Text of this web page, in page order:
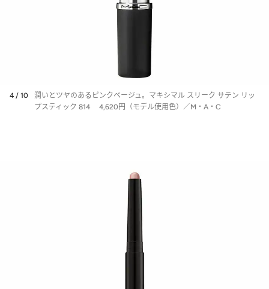
4 / 10
潤いとツヤのあるピンクベージュ。マキシマル スリーク サテン リッ
プスティック 814 4,620円（モデル使用色）／M・A・C